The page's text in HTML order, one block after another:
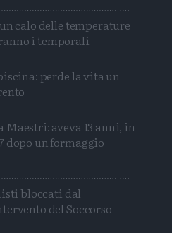
calo delle temperature
i temporali
perde la vita un
aveva 13 anni, in
dopo un formaggio
bloccati dal
del Soccorso